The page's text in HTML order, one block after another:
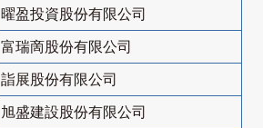
曜盈投資股份有限公司
富瑞啇股份有限公司
詣展股份有限公司
旭盛建設股份有限公司